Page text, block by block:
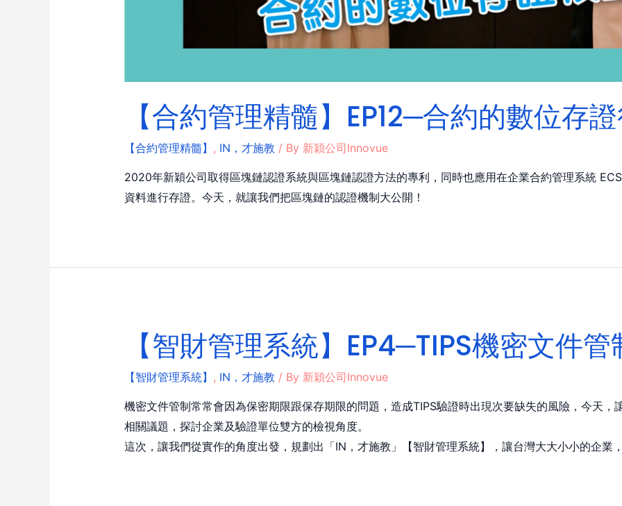
【合約管理精髓】EP12─合約的數位存
【合約管理精髓】 , IN，才施教 / By 新穎公司Innovue
2020年新穎公司取得區塊鏈認證系統與區塊鏈認證方法的專利，同時也應用在企業合約管理系統
資料進行存證。今天，就讓我們把區塊鏈的認證機制大公開！
【智財管理系統】EP4─TIPS機密文件
【智財管理系統】 , IN，才施教 / By 新穎公司Innovue
機密文件管制常常會因為保密期限跟保存期限的問題，造成TIPS驗證時出現次要缺失的風險，今天，
相關議題，探討企業及驗證單位雙方的檢視角度。
這次，讓我們從實作的角度出發，規劃出「IN，才施教」【智財管理系統】，讓台灣大大小小的企業